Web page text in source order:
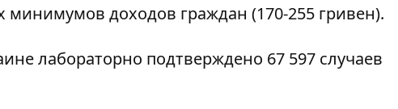
доходов граждан (170-255 гривен).
лабораторно подтверждено 67 597 случаев